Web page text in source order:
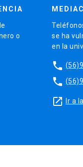
o
se ha
en la
phone
phone
launch Ir a